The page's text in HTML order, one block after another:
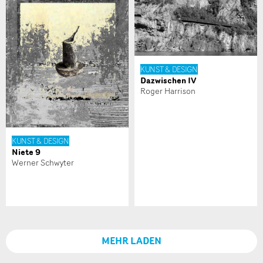
Zur Qualitätssicherung wird eine Kopie der E-Mail an
guidle übermittelt.
NACHRICHT SENDEN
Schliessen
KUNST & DESIGN
Niete 9
Werner Schwyter
KUNST & DESIGN
Dazwischen IV
Roger Harrison
MEHR LADEN